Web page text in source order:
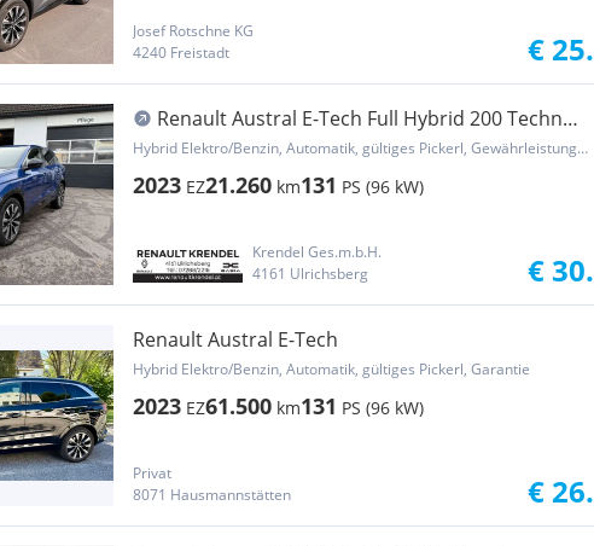
Josef Rotschne KG
4240 Freistadt
€
Renault Austral E-Tech Full Hybrid 200 Techno
Aut.
Hybrid Elektro/Benzin, Automatik, gültiges Pickerl, Gewährleistung, Garantie
2023 EZ21.260 km131 PS (96 kW)
Krendel Ges.m.b.H.
4161 Ulrichsberg
€
Renault Austral E-Tech
Hybrid Elektro/Benzin, Automatik, gültiges Pickerl, Garantie
2023 EZ61.500 km131 PS (96 kW)
Privat
8071 Hausmannstätten
€